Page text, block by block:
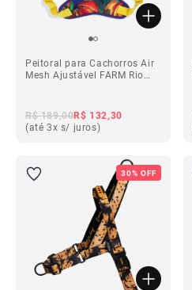
Peitoral para Cachorros Air
Mesh Ajustável FARM Rio
R$ 189,00R$ 132,30
(até 3x s/ juros)
30% OFF